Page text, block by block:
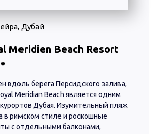
вдоль берега Персидского залива,
Meridian Beach является одним
Дубая. Изумительный пляж
в римском стиле и роскошные
с отдельными балконами,
Meridien Beach Resort
Дубай